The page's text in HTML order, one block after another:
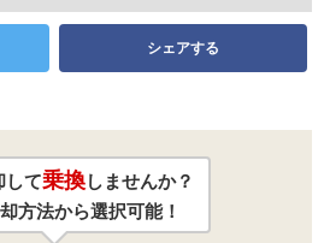
シェアする
して乗換しませんか？
方法から選択可能！